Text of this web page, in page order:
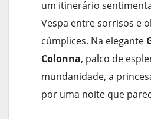
um itinerário
Vespa entre sorrisos e
cúmplices. Na elegante
Colonna, palco de
mundanidade, a
por uma noite que